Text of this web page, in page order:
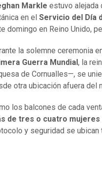
Markle estuvo alejada
en el Servicio del Día
domingo en Reino Unido,
la solemne ceremonia
Guerra Mundial , la
de Cornualles—, se
otra ubicación afuera del
los balcones de cada
de tres o cuatro mujeres
y seguridad se ubican